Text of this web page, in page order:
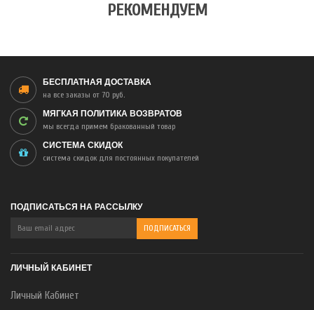
РЕКОМЕНДУЕМ
БЕСПЛАТНАЯ ДОСТАВКА
на все заказы от 70 руб.
МЯГКАЯ ПОЛИТИКА ВОЗВРАТОВ
мы всегда примем бракованный товар
СИСТЕМА СКИДОК
система скидок для постоянных покупателей
ПОДПИСАТЬСЯ НА РАССЫЛКУ
ЛИЧНЫЙ КАБИНЕТ
Личный Кабинет